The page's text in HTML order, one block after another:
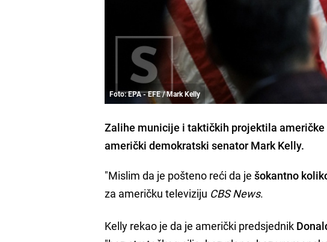
Foto: EPA - EFE / Mark Kelly
Zalihe municije i taktičkih projektila
američki demokratski senator Mark Kelly.
"Mislim da je pošteno reći da je šokantno
za američku televiziju CBS News.
Kelly rekao je da je američki predsjednik